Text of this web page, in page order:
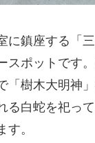
に鎮座する「三
スポットです
「樹木大明神
る白蛇を祀っ
す。